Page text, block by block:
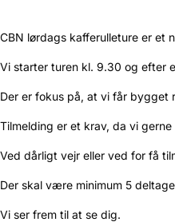
CBN lørdags kafferulleture er et
Vi starter turen kl. 9.30 og efter
Der er fokus på, at vi får bygget
Tilmelding er et krav, da vi
Ved dårligt vejr eller ved for få
Der skal være minimum 5
Vi ser frem til at se dig.